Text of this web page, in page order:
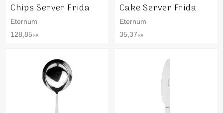
Chips Server Frida
Eternum
128,85 KR
Cake Server Frida
Eternum
35,37 KR